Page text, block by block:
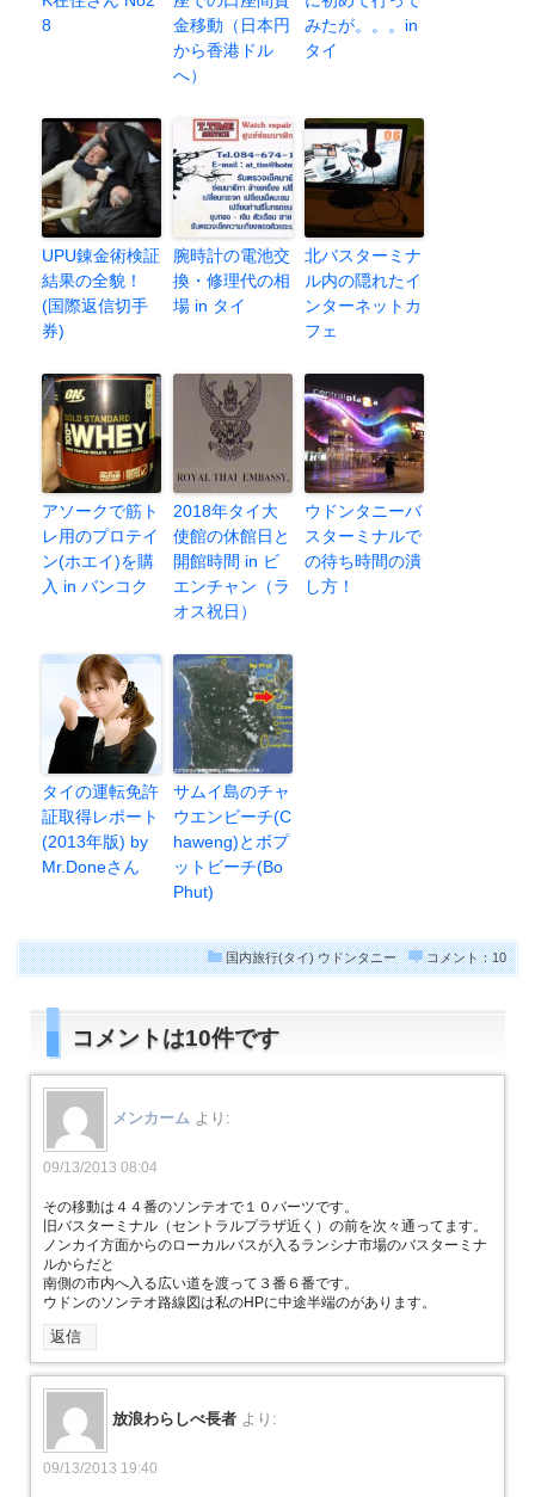
8
金移動（日本円
から香港ドル
へ）
みたが。。。in
タイ
UPU錬金術検証
結果の全貌！
(国際返信切手
券)
腕時計の電池交
換・修理代の相
場 in タイ
北バスターミナ
ル内の隠れたイ
ンターネットカ
フェ
アソークで筋ト
レ用のプロテイ
ン(ホエイ)を購
入 in バンコク
2018年タイ大
使館の休館日と
開館時間 in ビ
エンチャン（ラ
オス祝日）
ウドンタニーバ
スターミナルで
の待ち時間の潰
し方！
タイの運転免許
証取得レポート
(2013年版) by
Mr.Doneさん
サムイ島のチャ
ウエンビーチ(C
haweng)とボプ
ットビーチ(Bo
Phut)
国内旅行(タイ) ウドンタニー コメント：10
コメントは10件です
メンカーム より:
09/13/2013 08:04
その移動は４４番のソンテオで１０バーツです。
旧バスターミナル（セントラルプラザ近く）の前を次々通ってます。
ノンカイ方面からのローカルバスが入るランシナ市場のバスターミナ
ルからだと
南側の市内へ入る広い道を渡って３番６番です。
ウドンのソンテオ路線図は私のHPに中途半端のがあります。
返信
放浪わらしべ長者 より:
09/13/2013 19:40